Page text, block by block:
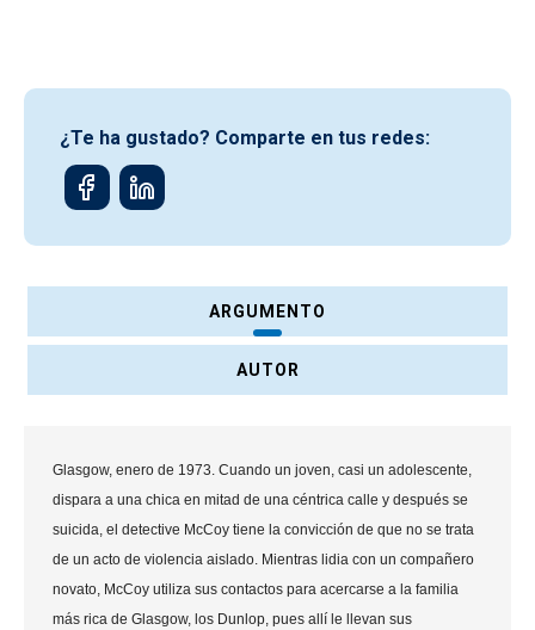
¿Te ha gustado? Comparte en tus redes:
ARGUMENTO
AUTOR
Glasgow, enero de 1973. Cuando un joven, casi un adolescente,
dispara a una chica en mitad de una céntrica calle y después se
suicida, el detective McCoy tiene la convicción de que no se trata
de un acto de violencia aislado. Mientras lidia con un compañero
novato, McCoy utiliza sus contactos para acercarse a la familia
más rica de Glasgow, los Dunlop, pues allí le llevan sus